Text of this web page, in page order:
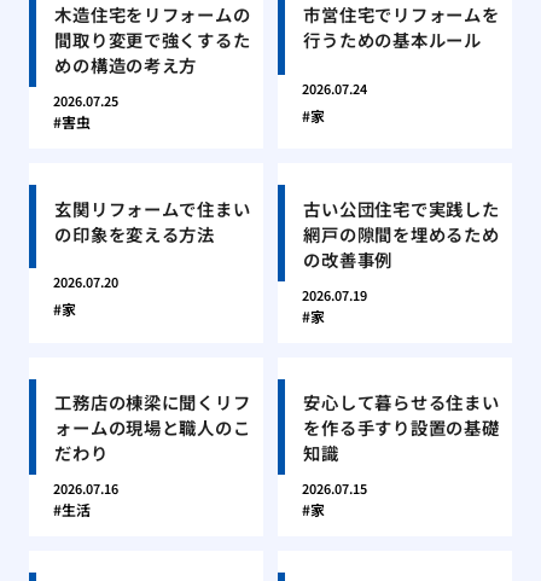
木造住宅をリフォームの
間取り変更で強くするた
めの構造の考え方
2026.07.25
害虫
市営住宅でリフォームを
行うための基本ルール
2026.07.24
家
玄関リフォームで住まい
の印象を変える方法
2026.07.20
家
古い公団住宅で実践した
網戸の隙間を埋めるため
の改善事例
2026.07.19
家
工務店の棟梁に聞くリフ
ォームの現場と職人のこ
だわり
2026.07.16
生活
安心して暮らせる住まい
を作る手すり設置の基礎
知識
2026.07.15
家